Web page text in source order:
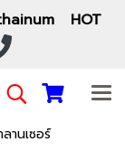
HOT
านเซอร์